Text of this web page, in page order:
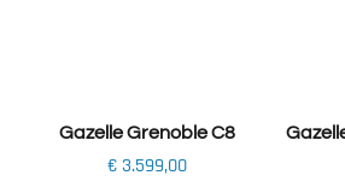
Gazelle Grenoble C8
€3.599,00